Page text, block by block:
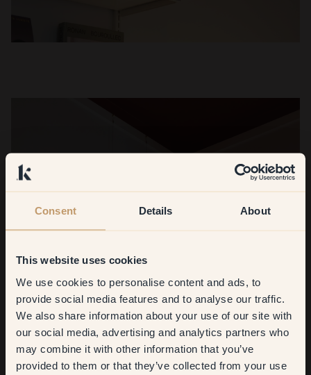
Consent Details About
This website uses cookies
We use cookies to personalise content and ads, to
provide social media features and to analyse our traffic.
We also share information about your use of our site with
our social media, advertising and analytics partners who
may combine it with other information that you’ve
provided to them or that they’ve collected from your use
Get10%off your
first order
​But first, which room do you